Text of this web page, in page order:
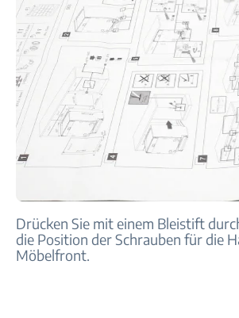
Drücken Sie mit einem Bleistift
die Position der Schrauben für die
Möbelfront.